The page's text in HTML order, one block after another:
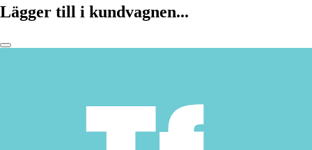
Lägger till i kundvagnen...